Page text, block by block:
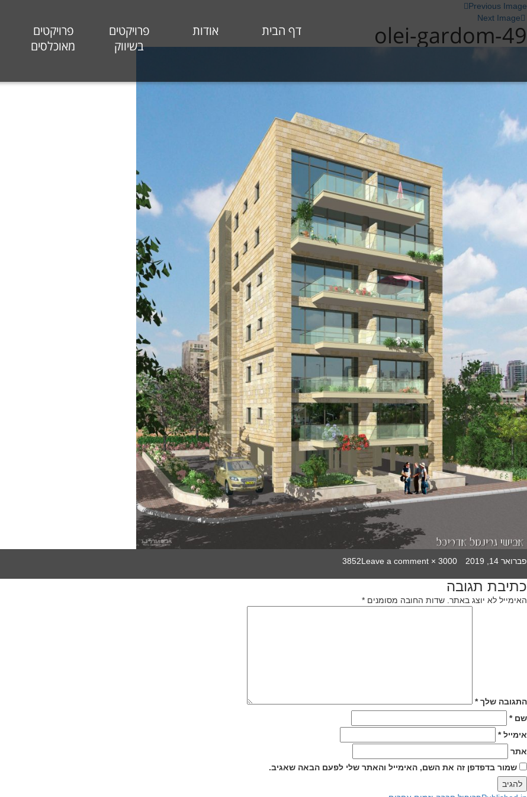
דף הבית אודות
פרויקטים
בשיווק
פרויקטים
מאוכלסים
Previous Image
Next Image
olei-gardom-49
Posted
פברואר 14, 2019
Full
3000 × 3852
Leave a comment
כתיבת תגובה
האימייל לא יוצג באתר. שדות החובה מסומנים *
התגובה שלך*
שם*
אימייל*
אתר
שמור בדפדפן זה את השם, האימייל והאתר שלי לפעם הבאה שאגיב.
ניווט